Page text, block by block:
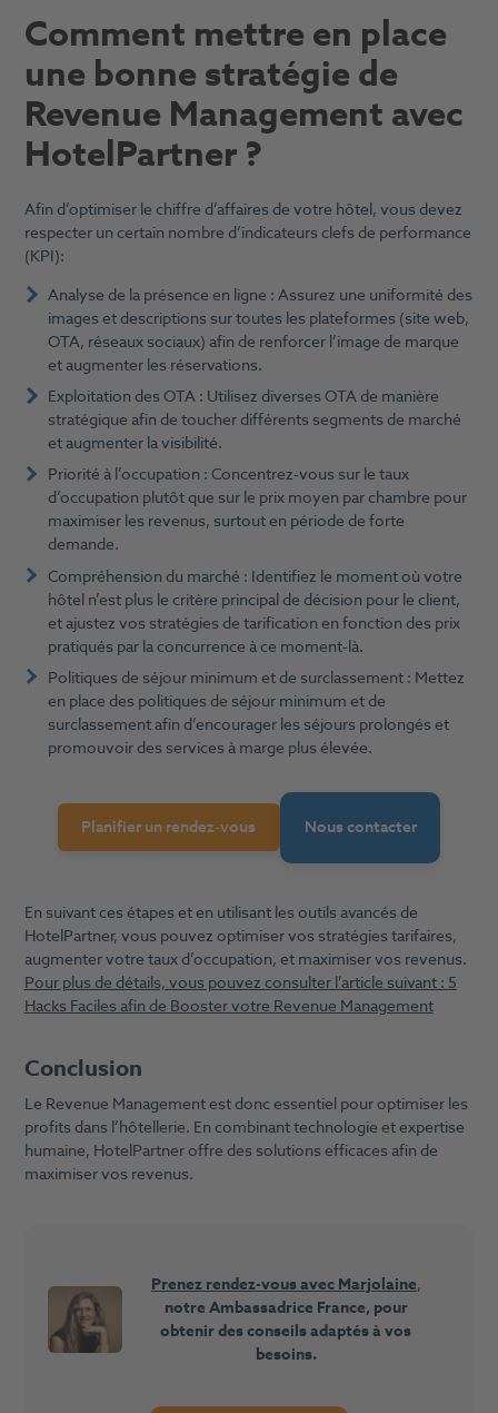
Comment mettre en place
une bonne stratégie de
Revenue Management avec
HotelPartner ?
Afin d’optimiser le chiffre d’affaires de votre hôtel, vous devez
respecter un certain nombre d’indicateurs clefs de performance
(KPI):
Analyse de la présence en ligne : Assurez une uniformité des
images et descriptions sur toutes les plateformes (site web,
OTA, réseaux sociaux) afin de renforcer l’image de marque
et augmenter les réservations.
Exploitation des OTA : Utilisez diverses OTA de manière
stratégique afin de toucher différents segments de marché
et augmenter la visibilité.
Priorité à l’occupation : Concentrez-vous sur le taux
d’occupation plutôt que sur le prix moyen par chambre pour
maximiser les revenus, surtout en période de forte
demande.
Compréhension du marché : Identifiez le moment où votre
hôtel n’est plus le critère principal de décision pour le client,
et ajustez vos stratégies de tarification en fonction des prix
pratiqués par la concurrence à ce moment-là.
Politiques de séjour minimum et de surclassement : Mettez
en place des politiques de séjour minimum et de
surclassement afin d’encourager les séjours prolongés et
promouvoir des services à marge plus élevée.
Planifier un rendez-vous Nous contacter
En suivant ces étapes et en utilisant les outils avancés de
HotelPartner, vous pouvez optimiser vos stratégies tarifaires,
augmenter votre taux d’occupation, et maximiser vos revenus.
Pour plus de détails, vous pouvez consulter l’article suivant : 5
Hacks Faciles afin de Booster votre Revenue Management
Conclusion
Le Revenue Management est donc essentiel pour optimiser les
profits dans l’hôtellerie. En combinant technologie et expertise
humaine, HotelPartner offre des solutions efficaces afin de
maximiser vos revenus.
Prenez rendez-vous avec Marjolaine,
notre Ambassadrice France, pour
obtenir des conseils adaptés à vos
besoins.